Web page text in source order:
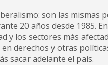
son las mismas
20 años desde 1985.
y los sectores más
derechos y otras
sacar adelante el país.